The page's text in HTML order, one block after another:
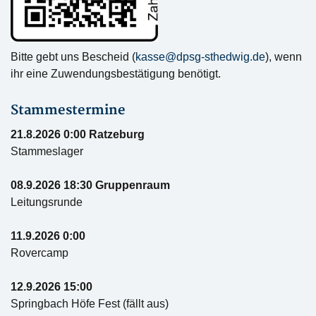
Bitte gebt uns Bescheid (kasse@dpsg-sthedwig.de), wenn
ihr eine Zuwendungsbestätigung benötigt.
Stammestermine
21.8.2026 0:00 Ratzeburg
Stammeslager
08.9.2026 18:30 Gruppenraum
Leitungsrunde
11.9.2026 0:00
Rovercamp
12.9.2026 15:00
Springbach Höfe Fest (fällt aus)